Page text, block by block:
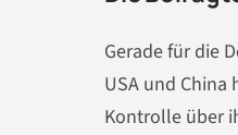
Gerade für die
USA und
Kontrolle über